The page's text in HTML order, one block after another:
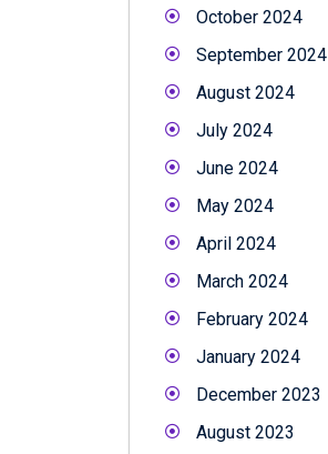
October 2024
September 2024
August 2024
July 2024
June 2024
May 2024
April 2024
March 2024
February 2024
January 2024
December 2023
August 2023